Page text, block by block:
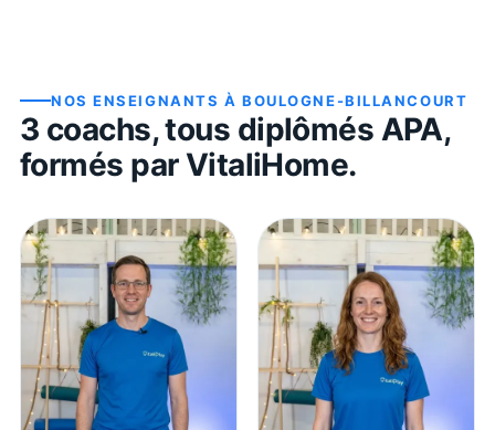
NOS ENSEIGNANTS ÀBOULOGNE-BILLANCOURT
3 coachs, tous diplômés APA,
formés par VitaliHome.